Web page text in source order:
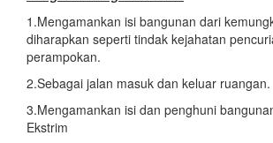
1.Mengamankan isi bangunan dari
diharapkan seperti tindak kejahatan
perampokan.
2.Sebagai jalan masuk dan keluar ruangan.
3.Mengamankan isi dan penghuni
Ekstrim